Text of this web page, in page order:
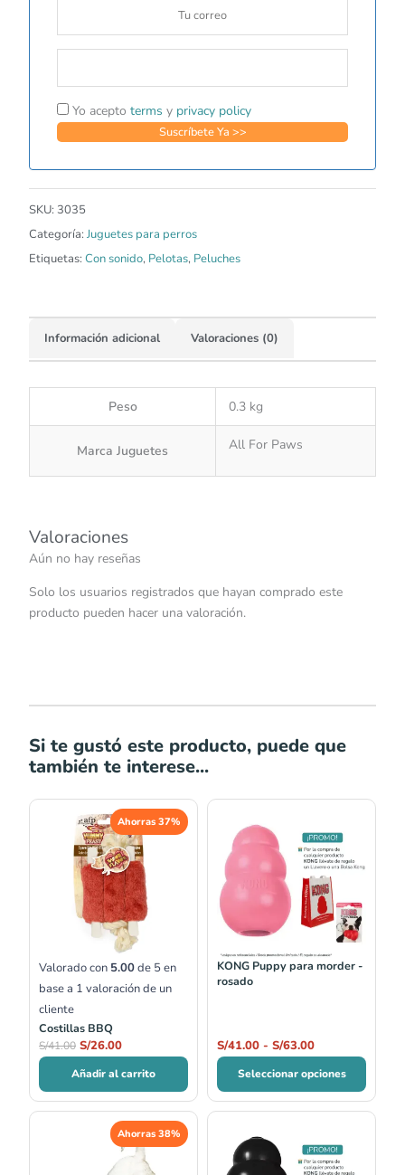
Yo acepto terms y privacy policy
SKU: 3035
Categoría: Juguetes para perros
Etiquetas: Con sonido, Pelotas, Peluches
Información adicional Valoraciones (0)
Peso 0.3 kg
Marca Juguetes All For Paws
Valoraciones
Aún no hay reseñas
Solo los usuarios registrados que hayan comprado este
producto pueden hacer una valoración.
Si te gustó este producto, puede que
también te interese...
Ahorras 37%
Valorado con 5.00de 5 en
base a 1 valoración de un
cliente
Costillas BBQ
S/41.00
precio
original
era:
S/41.00.
S/26.00
El
precio
actual
es:
S/26.00.
Añadir al carrito
KONG Puppy para morder -
rosado
S/41.00 - S/63.00
de
precios:
desde
S/41.00
hasta
S/63.00
Seleccionar opciones
Ahorras 38%
precio
original
El
precio
actual
de
precios: